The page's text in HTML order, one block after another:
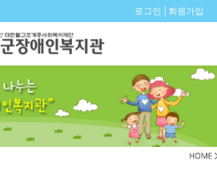
로그인 회원가입